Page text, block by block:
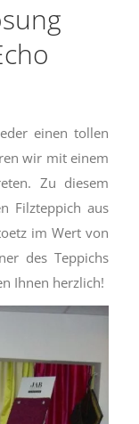
einen tollen
wir mit einem
Zu diesem
Filzteppich aus
im Wert von
des Teppichs
Ihnen herzlich!